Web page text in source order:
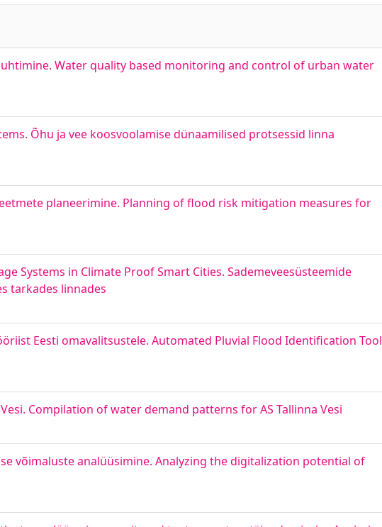
Water quality based monitoring and control of urban water
Õhu ja vee koosvoolamise dünaamilised protsessid linna
planeerimine. Planning of flood risk mitigation measures for
Systems in Climate Proof Smart Cities. Sademeveesüsteemide
tarkades linnades
Eesti omavalitsustele. Automated Pluvial Flood Identification Tool
Compilation of water demand patterns for AS Tallinna Vesi
võimaluste analüüsimine. Analyzing the digitalization potential of